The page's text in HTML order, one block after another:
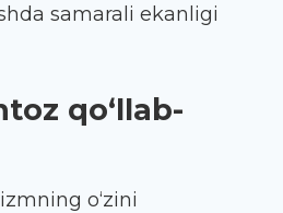
samarali ekanligi
qo‘llab-
o‘zini